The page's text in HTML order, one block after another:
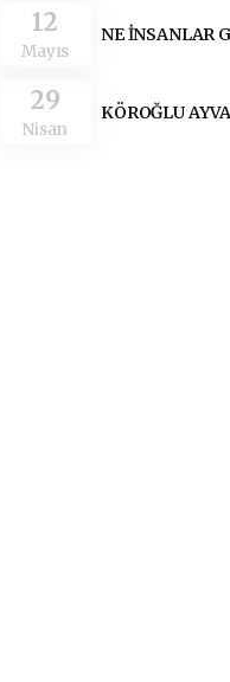
12
Mayıs
NE İNSANLAR
29
Nisan
KÖROĞLU